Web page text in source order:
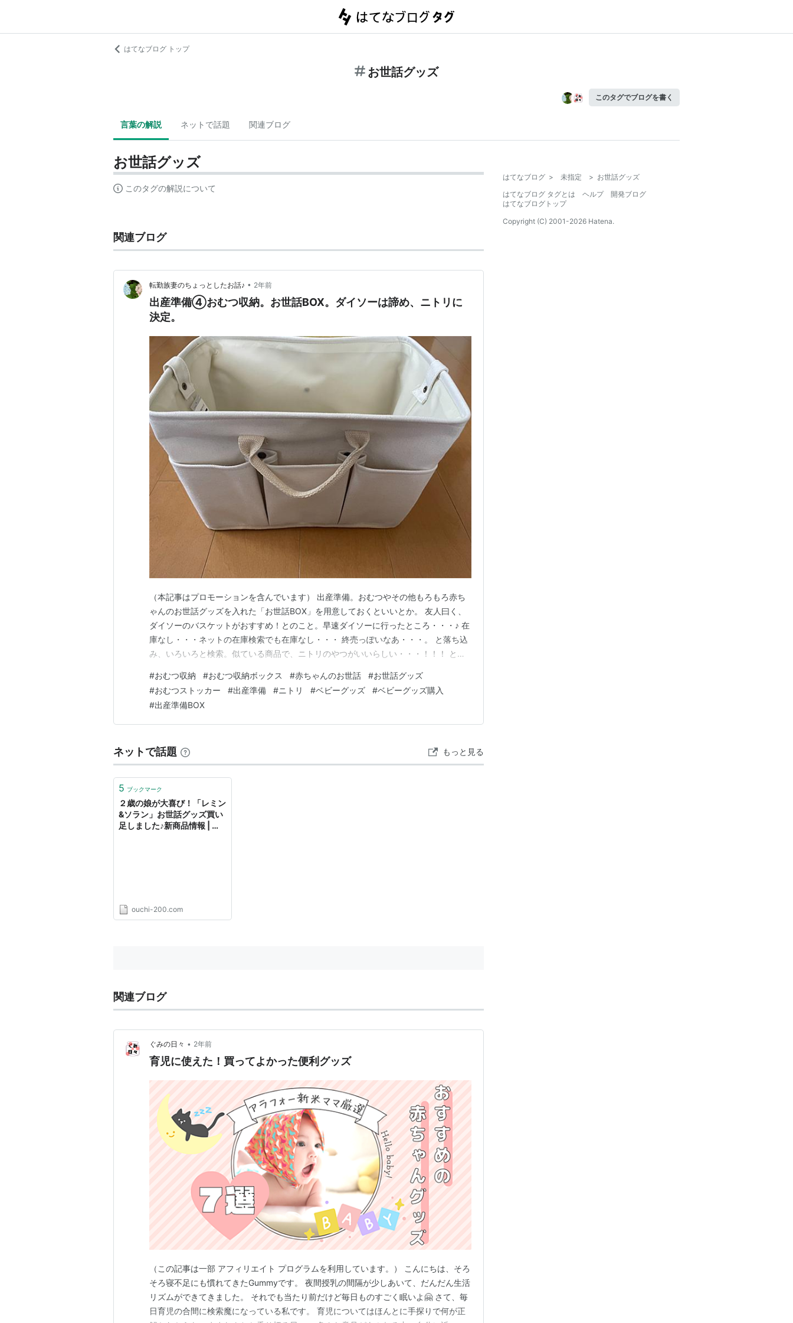
はてなブログ トップ
お世話グッズ
このタグでブログを書く
言葉の解説 ネットで話題 関連ブログ
お世話グッズ
このタグの解説について
関連ブログ
転勤族妻のちょっとしたお話♪ • 2年前
出産準備④おむつ収納。お世話BOX。ダイソーは諦め、ニトリに
決定。
（本記事はプロモーションを含んでいます） 出産準備。おむつやその他もろもろ赤ち
ゃんのお世話グッズを入れた「お世話BOX」を用意しておくといいとか。 友人曰く、
ダイソーのバスケットがおすすめ！とのこと。早速ダイソーに行ったところ・・・♪ 在
庫なし・・・ネットの在庫検索でも在庫なし・・・ 終売っぽいなあ・・・。 と落ち込
み、いろいろと検索。似ている商品で、ニトリのやつがいいらしい・・・！！！ とい
トリーで全商品P5倍 [幅38cm] バスケット ポッシュ2 レギュラー 収納ボックス おしゃ
れ 布 折りたたみ か…
#おむつ収納 #おむつ収納ボックス #赤ちゃんのお世話 #お世話グッズ
#おむつストッカー #出産準備 #ニトリ #ベビーグッズ #ベビーグッズ購入
#出産準備BOX
ネットで話題 もっと見る
5 ブックマーク
２歳の娘が大喜び！「レミン
&ソラン」お世話グッズ買い
足しました♪新商品情報 | ハ
ouchi-200.com
関連ブログ
ぐみの日々 • 2年前
育児に使えた！買ってよかった便利グッズ
（この記事は一部 アフィリエイト プログラムを利用しています。） こんにちは、そろ
そろ寝不足にも慣れてきたGummyです。 夜間授乳の間隔が少しあいて、だんだん生活
リズムができてきました。 それでも当たり前だけど毎日ものすごく眠いよ🤗 さて、毎
日育児の合間に検索魔になっている私です。 育児についてはほんとに手探りで何が正
はてなブログ > 未指定 > お世話グッズ
はてなブログ タグとは
ヘルプ
開発ブログ
はてなブログトップ
Copyright (C) 2001-2026 Hatena.